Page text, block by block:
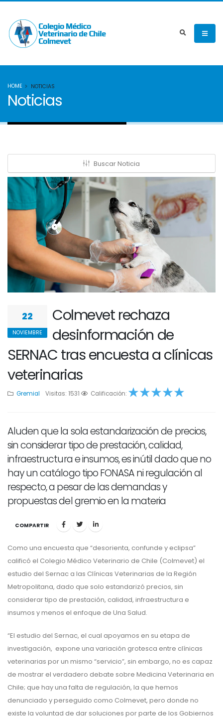
HOME NOTICIAS
Noticias
Buscar Noticia
22
NOVIEMBRE
Colmevet rechaza
desinformación de
SERNAC tras encuesta a clínicas
veterinarias
Gremial Visitas: 1531 Calificación:
1 2 3 4 5
Aluden que la sola estandarización de precios,
sin considerar tipo de prestación, calidad,
infraestructura e insumos, es inútil dado que no
hay un catálogo tipo FONASA ni regulación al
respecto, a pesar de las demandas y
propuestas del gremio en la materia
COMPARTIR
Como una encuesta que “desorienta, confunde y eclipsa”
calificó el Colegio Médico Veterinario de Chile (Colmevet) el
estudio del Sernac a las Clínicas Veterinarias de la Región
Metropolitana, dado que solo estandarizó precios, sin
considerar tipo de prestación, calidad, infraestructura e
insumos y menos el enfoque de Una Salud.
“El estudio del Sernac, el cual apoyamos en su etapa de
investigación, expone una variación grotesca entre clínicas
veterinarias por un mismo “servicio”, sin embargo, no es capaz
de mostrar el verdadero debate sobre Medicina Veterinaria en
Chile; que hay una falta de regulación, la que hemos
denunciado y perseguido como Colmevet, pero donde no
existe la voluntad de dar soluciones por parte de los Gobiernos